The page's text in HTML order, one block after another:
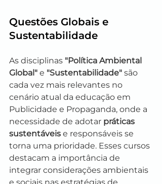
Questões Globais e
Sustentabilidade
As disciplinas "Política Ambiental
Global" e "Sustentabilidade" são
cada vez mais relevantes no
cenário atual da educação em
Publicidade e Propaganda, onde a
necessidade de adotar práticas
sustentáveis e responsáveis se
torna uma prioridade. Esses cursos
destacam a importância de
integrar considerações ambientais